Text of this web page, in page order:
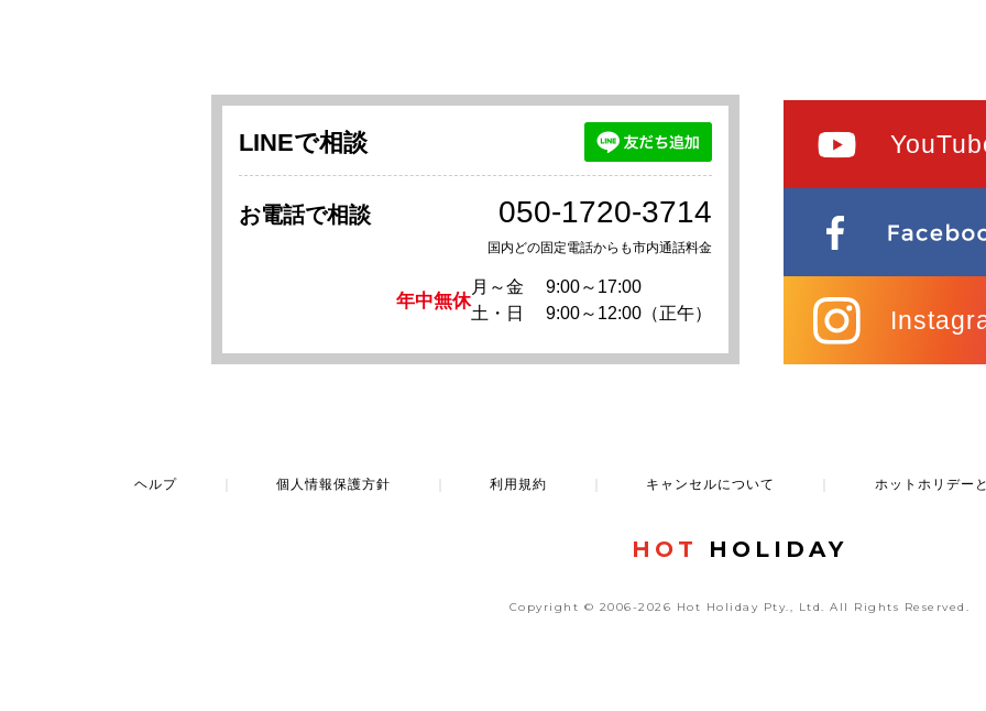
LINEで相談
お電話で相談 050-1720-3714
国内どの固定電話からも市内通話料金
年中無休
月～金
9:00～17:00
土・日
9:00～12:00（正午）
ヘルプ 個人情報保護方針 利用規約 キャンセルについて ホットホリデー
HOT HOLIDAY
Copyright © 2006-2026 Hot Holiday Pty., Ltd.All Rights Reserved.